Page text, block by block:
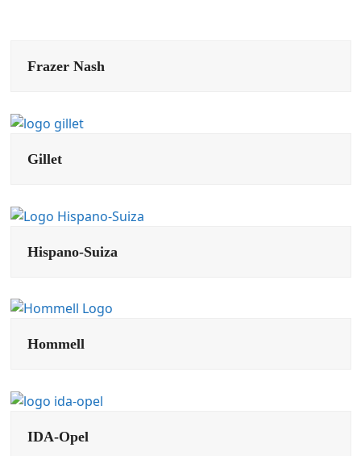
Frazer Nash
Gillet
Hispano-Suiza
Hommell
IDA-Opel